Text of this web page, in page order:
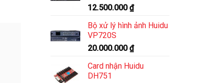
12.500.000₫
Bộ xử lý hình ảnh Huidu
VP720S
20.000.000₫
Card nhận Huidu
DH751